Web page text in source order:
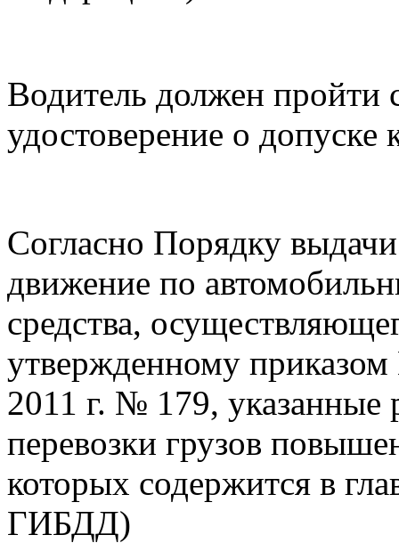
Водитель должен пройти
удостоверение о допуске
Согласно Порядку
движение по
средства,
утвержденному
2011 г. № 179, указанные
перевозки грузов
которых содержится в
ГИБДД)